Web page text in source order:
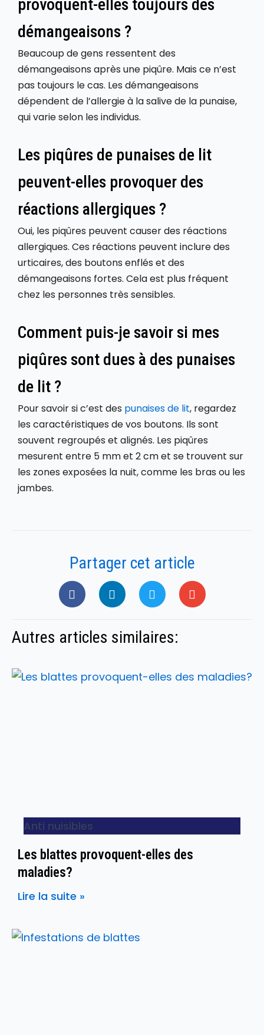
provoquent-elles toujours des
démangeaisons ?
Beaucoup de gens ressentent des
démangeaisons après une piqûre. Mais ce n’est
pas toujours le cas. Les démangeaisons
dépendent de l’allergie à la salive de la punaise,
qui varie selon les individus.
Les piqûres de punaises de lit
peuvent-elles provoquer des
réactions allergiques ?
Oui, les piqûres peuvent causer des réactions
allergiques. Ces réactions peuvent inclure des
urticaires, des boutons enflés et des
démangeaisons fortes. Cela est plus fréquent
chez les personnes très sensibles.
Comment puis-je savoir si mes
piqûres sont dues à des punaises
de lit ?
Pour savoir si c’est des punaises de lit, regardez
les caractéristiques de vos boutons. Ils sont
souvent regroupés et alignés. Les piqûres
mesurent entre 5 mm et 2 cm et se trouvent sur
les zones exposées la nuit, comme les bras ou les
jambes.
Partager cet article
Autres articles similaires:
Anti nuisibles
Les blattes provoquent-elles des
maladies?
Lire la suite »